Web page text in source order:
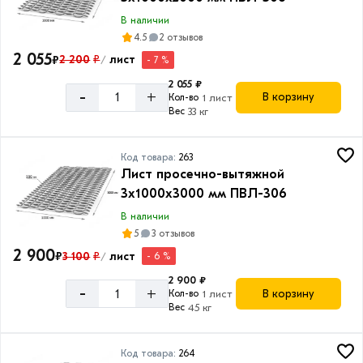
Уголок
неравнополочный
по
акции:
39
круглая
стальная
Товаров
В наличии
4.5
2 отзывов
2 055₽2 200 ₽/ лист - 7 %
- +
2 055 ₽
Кол-во 1 лист
Вес 33 кг
В корзину
Код товара:263
Лист просечно-вытяжной
3х1000х3000 мм ПВЛ-306
В наличии
5
3 отзывов
2 900₽3 100 ₽/ лист - 6 %
- +
2 900 ₽
Кол-во 1 лист
Вес 45 кг
В корзину
Код товара:264